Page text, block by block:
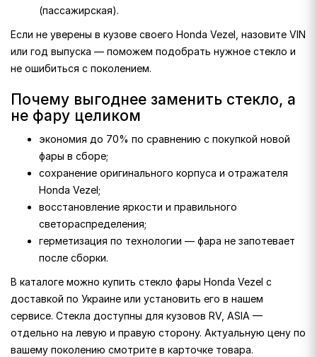
(пассажирская).
Если не уверены в кузове своего Honda Vezel, назовите VIN
или год выпуска — поможем подобрать нужное стекло и
не ошибиться с поколением.
Почему выгоднее заменить стекло, а
не фару целиком
экономия до 70% по сравнению с покупкой новой
фары в сборе;
сохранение оригинального корпуса и отражателя
Honda Vezel;
восстановление яркости и правильного
светораспределения;
герметизация по технологии — фара не запотевает
после сборки.
В каталоге можно купить стекло фары Honda Vezel с
доставкой по Украине или установить его в нашем
сервисе. Стекла доступны для кузовов RV, ASIA —
отдельно на левую и правую сторону. Актуальную цену по
вашему поколению смотрите в карточке товара.